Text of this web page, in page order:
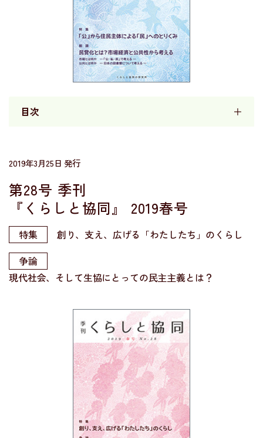
目次 ＋
2019年3月25日 発行
第28号 季刊
『くらしと協同』
2019春号
特集
創り、支え、広げる「わたしたち」のくらし
争論
現代社会、そして生協にとっての民主主義とは？